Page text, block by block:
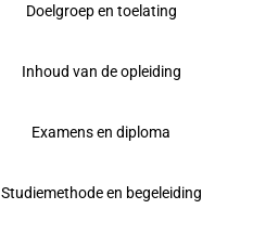
Doelgroep en toelating
Inhoud van de opleiding
Examens en diploma
Studiemethode en begeleiding